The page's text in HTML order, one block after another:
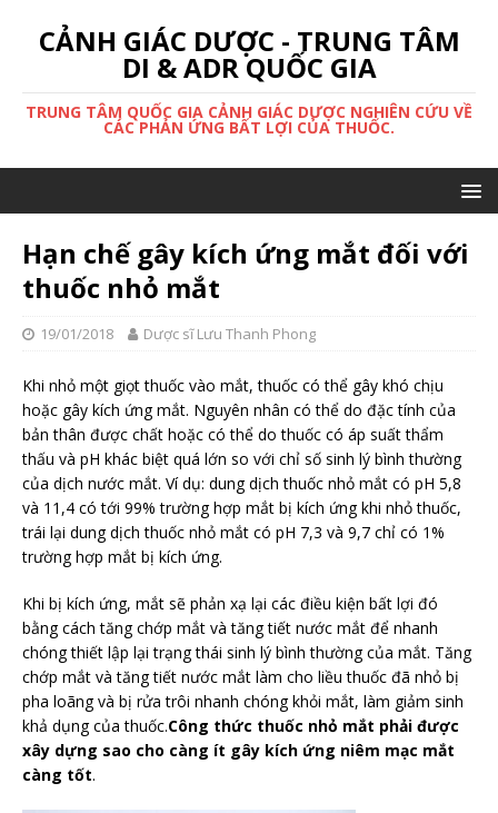
CẢNH GIÁC DƯỢC - TRUNG TÂM
DI & ADR QUỐC GIA
TRUNG TÂM QUỐC GIA CẢNH GIÁC DƯỢC NGHIÊN CỨU VỀ
CÁC PHẢN ỨNG BẤT LỢI CỦA THUỐC.
Hạn chế gây kích ứng mắt đối với
thuốc nhỏ mắt
19/01/2018 Dược sĩ Lưu Thanh Phong
Khi nhỏ một giọt thuốc vào mắt, thuốc có thể gây khó chịu
hoặc gây kích ứng mắt. Nguyên nhân có thể do đặc tính của
bản thân được chất hoặc có thể do thuốc có áp suất thẩm
thấu và pH khác biệt quá lớn so với chỉ số sinh lý bình thường
của dịch nước mắt. Ví dụ: dung dịch thuốc nhỏ mắt có pH 5,8
và 11,4 có tới 99% trường hợp mắt bị kích ứng khi nhỏ thuốc,
trái lại dung dịch thuốc nhỏ mắt có pH 7,3 và 9,7 chỉ có 1%
trường hợp mắt bị kích ứng.
Khi bị kích ứng, mắt sẽ phản xạ lại các điều kiện bất lợi đó
bằng cách tăng chớp mắt và tăng tiết nước mắt để nhanh
chóng thiết lập lại trạng thái sinh lý bình thường của mắt. Tăng
chớp mắt và tăng tiết nước mắt làm cho liều thuốc đã nhỏ bị
pha loãng và bị rửa trôi nhanh chóng khỏi mắt, làm giảm sinh
khả dụng của thuốc.Công thức thuốc nhỏ mắt phải được
xây dựng sao cho càng ít gây kích ứng niêm mạc mắt
càng tốt.